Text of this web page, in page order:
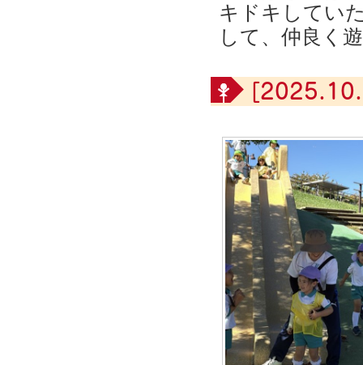
キドキしてい
して、仲良く